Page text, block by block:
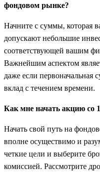
фондовом рынке?
Начните с суммы, которая
допускают небольшие
соответствующей вашим
Важнейшим аспектом
даже если первоначальная
вклад с течением времени.
Как мне начать акцию со
Начать свой путь на
вполне осуществимо и
четкие цели и выберите
комиссией. Рассмотрите